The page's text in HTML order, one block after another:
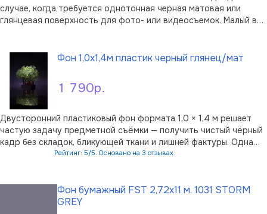
случае, когда требуется однотонная черная матовая или
глянцевая поверхность для фото- или видеосъемок. Малый вес
профессиональной ф …
1 790р.
Фон 1,0х1,4м пластик черный глянец/мат
Двусторонний пластиковый фон формата 1,0 × 1,4 м решает
частую задачу предметной съёмки — получить чистый чёрный
кадр без складок, бликующей ткани и лишней фактуры. Одна
сторона листа глянцевая, вторая матовая, поэтому под
Рейтинг: 5/5. Основано на 3 отзывах
Фон бумажный FST 2,72x11 м. 1031 STORM
GREY